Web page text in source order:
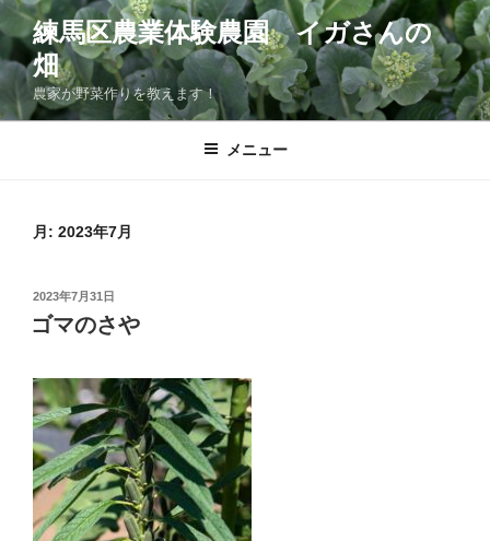
ン
テ
ツ
練馬区農業体験農園 イガさんの
畑
農家が野菜作りを教えます！
メニュー
月: 2023年7月
投
日:
2023年7月31日
ゴマのさや